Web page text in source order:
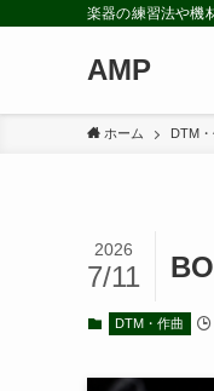
楽器の練習法や機
AMP
ホーム DTM
2026
7/11
DTM・作曲